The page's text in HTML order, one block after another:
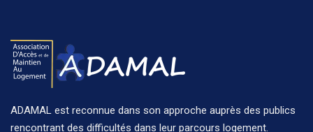
ADAMAL est reconnue dans son approche auprès des publics
rencontrant des difficultés dans leur parcours logement.